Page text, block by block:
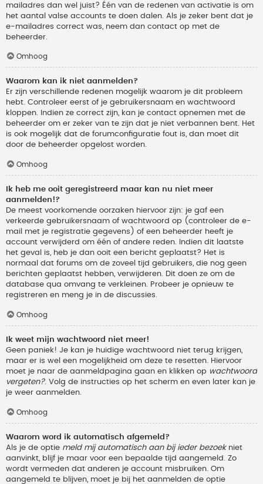
mailadres dan wel juist? Één van de redenen van activatie is om
het aantal valse accounts te doen dalen. Als je zeker bent dat je
e-mailadres correct was, neem dan contact op met de
beheerder.
Omhoog
Waarom kan ik niet aanmelden?
Er zijn verschillende redenen mogelijk waarom je dit probleem
hebt. Controleer eerst of je gebruikersnaam en wachtwoord
kloppen. Indien ze correct zijn, kan je contact opnemen met de
beheerder om er zeker van te zijn dat je niet verbannen bent. Het
is ook mogelijk dat de forumconfiguratie fout is, dan moet dit
door de beheerder opgelost worden.
Omhoog
Ik heb me ooit geregistreerd maar kan nu niet meer
aanmelden!?
De meest voorkomende oorzaken hiervoor zijn: je gaf een
verkeerde gebruikersnaam of wachtwoord op (controleer de e-
mail met je registratie gegevens) of een beheerder heeft je
account verwijderd om één of andere reden. Indien dit laatste
het geval is, heb je dan ooit een bericht geplaatst? Het is
normaal dat forums om de zoveel tijd gebruikers, die nog geen
berichten geplaatst hebben, verwijderen. Dit doen ze om de
database qua omvang te verkleinen. Probeer je opnieuw te
registreren en meng je in de discussies.
Omhoog
Ik weet mijn wachtwoord niet meer!
Geen paniek! Je kan je huidige wachtwoord niet terug krijgen,
maar er is wel een mogelijkheid om deze te resetten. Hiervoor
moet je naar de aanmeldpagina gaan en klikken op wachtwoord
vergeten?. Volg de instructies op het scherm en even later kan je
je weer aanmelden.
Omhoog
Waarom word ik automatisch afgemeld?
Als je de optie meld mij automatisch aan bij ieder bezoekniet
aanvinkt, blijf je maar voor een bepaalde tijd aangemeld. Zo
wordt vermeden dat anderen je account misbruiken. Om
aangemeld te blijven, moet je bij het aanmelden de optie